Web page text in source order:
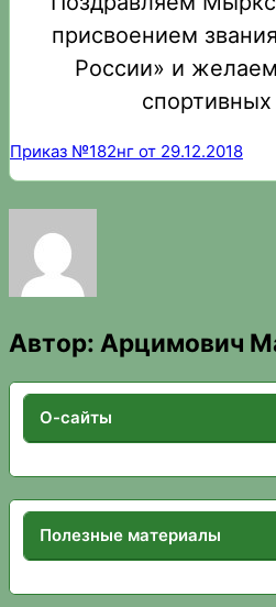
присвоением
России» и
Приказ №182нг от 29.12.2018
Автор: Арцимович
О-сайты
Полезные материалы